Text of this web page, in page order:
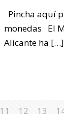
Pincha aquí
monedas El
Alicante ha […]
11 12 13